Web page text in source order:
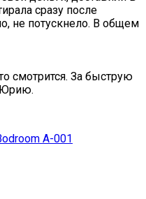
сразу после
не потускнело. В общем
смотрится. За быструю
Юрию.
A-001